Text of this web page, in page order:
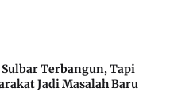
Sulbar Terbangun, Tapi
Jadi Masalah Baru